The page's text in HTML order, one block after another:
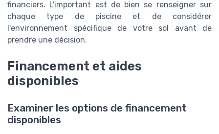
financiers. L'important est de bien se renseigner sur
chaque type de piscine et de considérer
l'environnement spécifique de votre sol avant de
prendre une décision.
Financement et aides
disponibles
Examiner les options de financement
disponibles